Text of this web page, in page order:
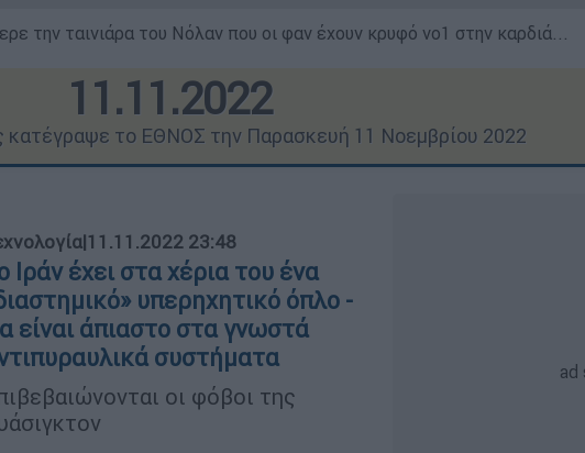
την ταινιάρα του Νόλαν που οι φαν έχουν κρυφό νο1 στην καρδιά...
11.11.2022
κατέγραψε το ΕΘΝΟΣ την Παρασκευή 11 Νοεμβρίου 2022
|11.11.2022 23:48
Ιράν έχει στα χέρια του ένα
υπερηχητικό όπλο -
είναι άπιαστο στα γνωστά
συστήματα
οι φόβοι της